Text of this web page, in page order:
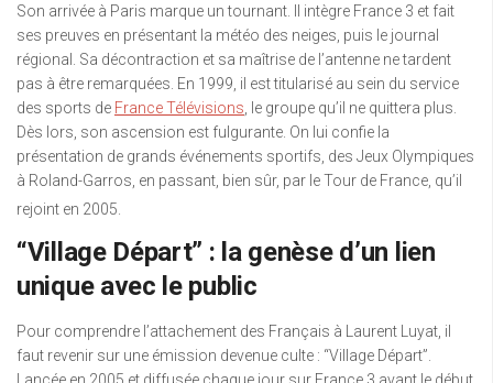
Son arrivée à Paris marque un tournant. Il intègre France 3 et fait
ses preuves en présentant la météo des neiges, puis le journal
régional. Sa décontraction et sa maîtrise de l’antenne ne tardent
pas à être remarquées. En 1999, il est titularisé au sein du service
des sports de France Télévisions , le groupe qu’il ne quittera plus.
Dès lors, son ascension est fulgurante. On lui confie la
présentation de grands événements sportifs, des Jeux Olympiques
à Roland-Garros, en passant, bien sûr, par le Tour de France, qu’il
rejoint en 2005.
“Village Départ” : la genèse d’un lien
unique avec le public
Pour comprendre l’attachement des Français à Laurent Luyat, il
faut revenir sur une émission devenue culte : “Village Départ”.